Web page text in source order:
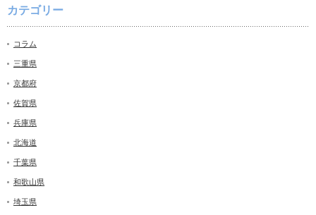
カテゴリー
コラム
三重県
京都府
佐賀県
兵庫県
北海道
千葉県
和歌山県
埼玉県